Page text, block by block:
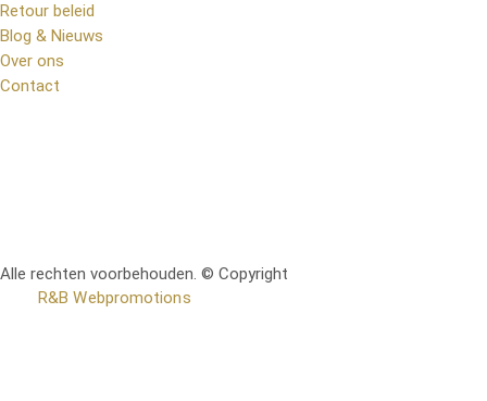
Retour beleid
Blog & Nieuws
Over ons
Contact
Alle rechten voorbehouden. © Copyright
R&B Webpromotions